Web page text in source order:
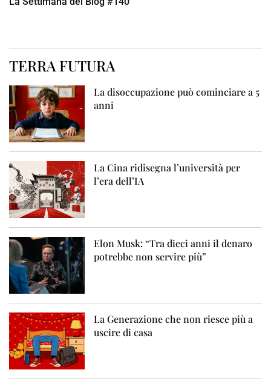
TERRA FUTURA
La disoccupazione può cominciare a 5
anni
La Cina ridisegna l’università per
l’era dell’IA
Elon Musk: “Tra dieci anni il denaro
potrebbe non servire più”
La Generazione che non riesce più a
uscire di casa